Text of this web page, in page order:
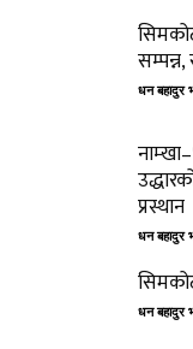
धन बहादुर
प्रस्थान
धन बहादुर
धन बहादुर